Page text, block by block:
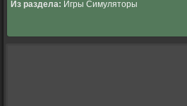
Из раздела: Игры Симуляторы